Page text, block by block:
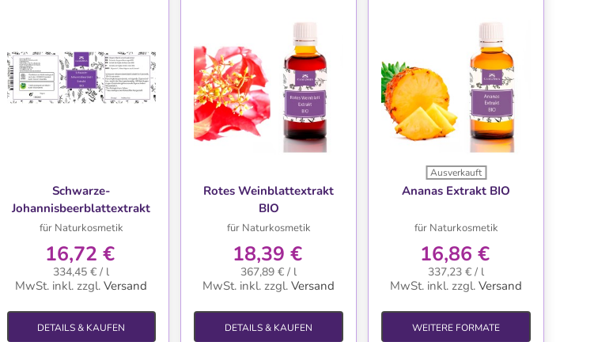
Schwarze-
Johannisbeerblattextrakt
BIO
für Naturkosmetik
16,72 €
334,45 € / l
MwSt. inkl. zzgl. Versand
DETAILS & KAUFEN
Rotes Weinblattextrakt
BIO
für Naturkosmetik
18,39 €
367,89 € / l
MwSt. inkl. zzgl. Versand
DETAILS & KAUFEN
WUNSCHLISTE
Ausverkauft
Ananas Extrakt BIO
für Naturkosmetik
16,86 €
337,23 € / l
MwSt. inkl. zzgl. Versand
WEITERE FORMATE